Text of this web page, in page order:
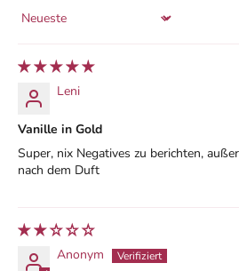
Sort by
Leni
Vanille in Gold
Super, nix Negatives zu berichten,
nach dem Duft
Anonym